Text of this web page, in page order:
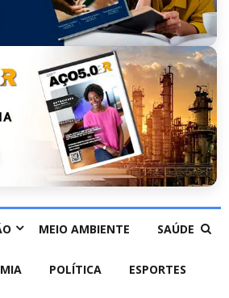
MEIO AMBIENTE SAÚDE
POLÍTICA ESPORTES